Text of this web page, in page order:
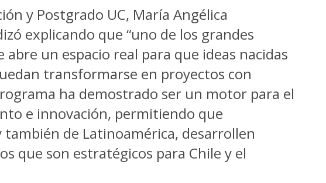
y Postgrado UC, María Angélica
explicando que “uno de los grandes
abre un espacio real para que ideas nacidas
transformarse en proyectos con
ha demostrado ser un motor para el
e innovación, permitiendo que
de Latinoamérica, desarrollen
que son estratégicos para Chile y el